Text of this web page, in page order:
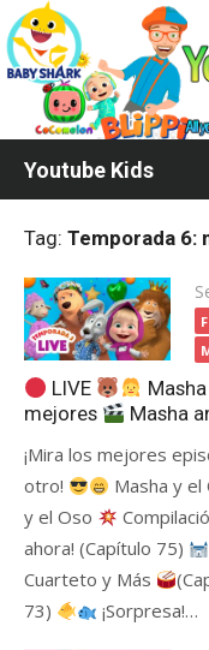
Skip
to
content
Youtube Kids
Tag: Temporada 6:
LIVE
mejores
Masha
¡Mira los mejores
otro!
Masha y el
y el Oso
ahora! (Capítulo 75)
Cuarteto y Más
73)
¡Sorpresa!…